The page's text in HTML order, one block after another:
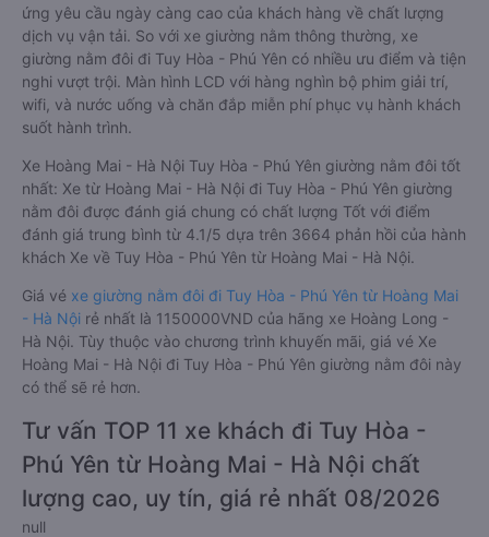
ứng yêu cầu ngày càng cao của khách hàng về chất lượng
dịch vụ vận tải. So với xe giường nằm thông thường, xe
giường nằm đôi đi Tuy Hòa - Phú Yên có nhiều ưu điểm và tiện
nghi vượt trội. Màn hình LCD với hàng nghìn bộ phim giải trí,
wifi, và nước uống và chăn đắp miễn phí phục vụ hành khách
suốt hành trình.
Xe Hoàng Mai - Hà Nội Tuy Hòa - Phú Yên giường nằm đôi tốt
nhất: Xe từ Hoàng Mai - Hà Nội đi Tuy Hòa - Phú Yên giường
nằm đôi được đánh giá chung có chất lượng Tốt với điểm
đánh giá trung bình từ 4.1/5 dựa trên 3664 phản hồi của hành
khách Xe về Tuy Hòa - Phú Yên từ Hoàng Mai - Hà Nội.
Giá vé xe giường nằm đôi đi Tuy Hòa - Phú Yên từ Hoàng Mai
- Hà Nội rẻ nhất là 1150000VND của hãng xe Hoàng Long -
Hà Nội. Tùy thuộc vào chương trình khuyến mãi, giá vé Xe
Hoàng Mai - Hà Nội đi Tuy Hòa - Phú Yên giường nằm đôi này
có thể sẽ rẻ hơn.
Tư vấn TOP 11 xe khách đi Tuy Hòa -
Phú Yên từ Hoàng Mai - Hà Nội chất
lượng cao, uy tín, giá rẻ nhất 08/2026
null